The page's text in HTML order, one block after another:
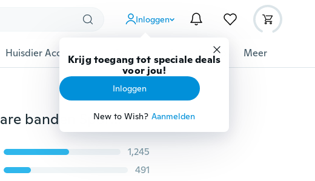
Inloggen
Krijg toegang tot speciale deals
voor jou!
Inloggen
New to Wish? Aanmelden
Huisdier Accessoires Gereedschap Meer
Thermische bescherming van dubbele verstelbare banden Sport Mannen en vrouwen Een schouderbanden Basketbal Badminton
1,245
491